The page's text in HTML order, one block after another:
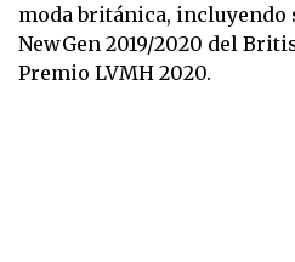
moda británica,
NewGen 2019/2020 del
Premio LVMH 2020.